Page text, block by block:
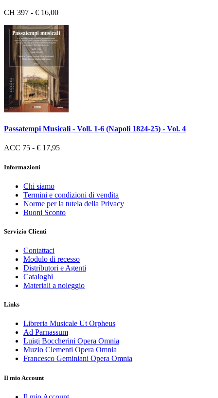
CH 397 - € 16,00
Passatempi Musicali - Voll. 1-6 (Napoli 1824-25) - Vol. 4
ACC 75 - € 17,95
Informazioni
Chi siamo
Termini e condizioni di vendita
Norme per la tutela della Privacy
Buoni Sconto
Servizio Clienti
Contattaci
Modulo di recesso
Distributori e Agenti
Cataloghi
Materiali a noleggio
Links
Libreria Musicale Ut Orpheus
Ad Parnassum
Luigi Boccherini Opera Omnia
Muzio Clementi Opera Omnia
Francesco Geminiani Opera Omnia
Il mio Account